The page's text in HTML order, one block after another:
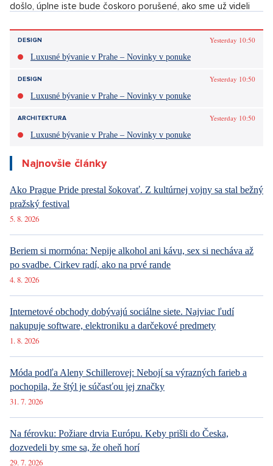
jasné,"
vysvetľuje tento paradox na X aj europoslanec Luděk
Niedermayer (TOP 09).
Len s tým červenaním je asi trochu mimo. Stačí nahliadnuť do
Zelenským, keď ho neuznáva. Kruh paradoxov je dotiahnutý.
Vymyslím rokovania s niekým, s kým rokovať nebudem.
Druhoradí poradcovia vyslaní Ruskom nič dohodnúť nemôžu,
došlo, úplne iste bude čoskoro porušené, ako sme už videli
bludného kruhu paradoxov ruskej komunikácie. Akými
prostriedkami k nemu asi môže dôjsť?
Páčil sa vám článok?
Vstúpiť do diskusie
Volodymyr Zelenskyj Erdogan
Vladimir Putin